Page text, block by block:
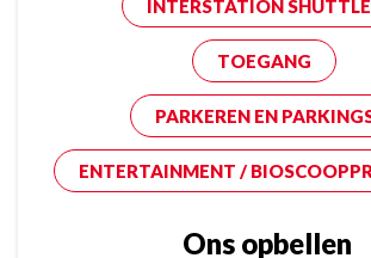
INTERSTATION
TOEGANG
PARKEREN EN
ENTERTAINMENT /
Ons opbellen